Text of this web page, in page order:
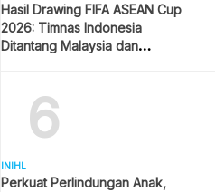
Hasil Drawing FIFA ASEAN Cup
2026: Timnas Indonesia
Ditantang Malaysia dan
6
INIHL
Perkuat Perlindungan Anak,